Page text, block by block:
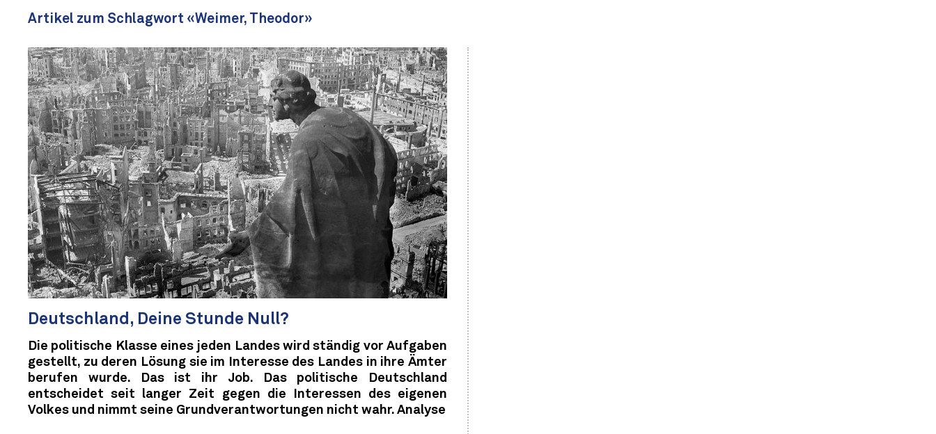
Artikel zum Schlagwort «Weimer, Theodor»
Deutschland, Deine Stunde Null?
Die politische Klasse eines jeden Landes wird ständig vor Aufgaben
gestellt, zu deren Lösung sie im Interesse des Landes in ihre Ämter
berufen wurde. Das ist ihr Job. Das politische Deutschland
entscheidet seit langer Zeit gegen die Interessen des eigenen
Volkes und nimmt seine Grundverantwortungen nicht wahr. Analyse